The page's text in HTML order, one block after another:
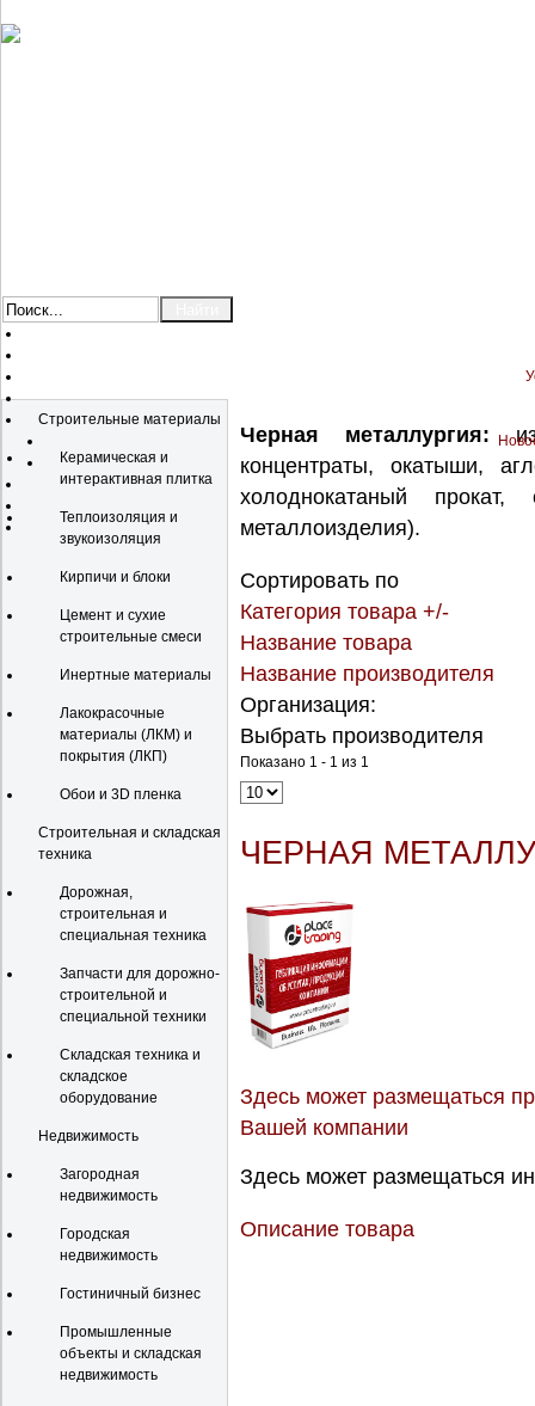
Строительные материалы
Керамическая и
интерактивная плитка
Теплоизоляция и
звукоизоляция
Кирпичи и блоки
Цемент и сухие
строительные смеси
Инертные материалы
Лакокрасочные
материалы (ЛКМ) и
покрытия (ЛКП)
Обои и 3D пленка
Строительная и складская
техника
Дорожная,
строительная и
специальная техника
Запчасти для дорожно-
строительной и
специальной техники
Складская техника и
складское
оборудование
Недвижимость
Загородная
недвижимость
Городская
недвижимость
Гостиничный бизнес
Промышленные
объекты и складская
недвижимость
Черная металлургия:
концентраты, окатыши,
холоднокатаный
металлоизделия).
Сортировать по
Категория товара +/-
Название товара
Название производителя
Организация:
Выбрать производителя
Показано 1 - 1 из 1
ЧЕРНАЯ
Здесь может размещаться
Вашей компании
Здесь может размещаться
Описание товара